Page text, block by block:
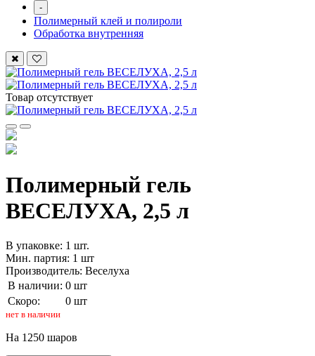
-
Полимерный клей и полироли
Обработка внутренняя
Товар отсутствует
Полимерный гель
ВЕСЕЛУХА, 2,5 л
В упаковке: 1 шт.
Мин. партия: 1 шт
Производитель: Веселуха
В наличии: 0 шт
Скоро:
0 шт
нет в наличии
На 1250 шаров